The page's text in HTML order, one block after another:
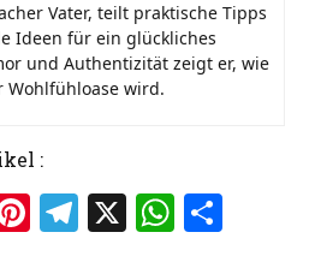
Vater, teilt praktische Tipps
Ideen für ein glückliches
und Authentizität zeigt er, wie
Wohlfühloase wird.
:
Pi T X W